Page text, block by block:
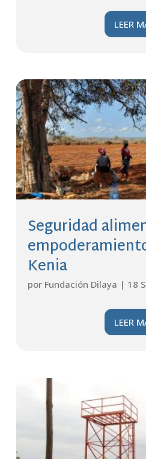
LEER
Seguridad
Kenia
por Fundación Dilaya | 18
LEER